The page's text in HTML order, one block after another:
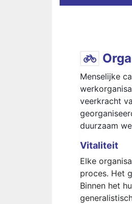
Menselijke
veerkracht
duurzaam
Vitaliteit
Elke
proces. Het
Binnen het